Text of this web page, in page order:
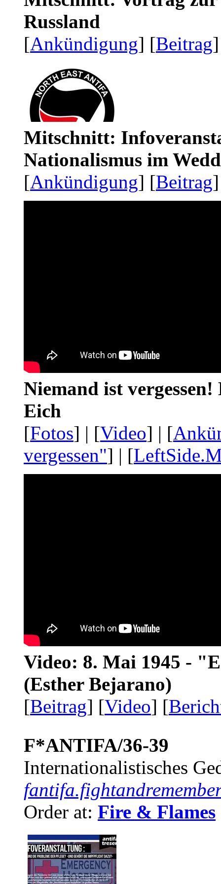
Russland
[Ankündigung] [Beitrag
Mitschnitt:
Nationalismus im
[Ankündigung] [Beitrag
Niemand ist
Eich
[Fotos] | [Video] | [
vergessen"] | [
Video: 8. Mai 1945 -
(Esther Bejarano)
[Beitrag] [Video] [
F*ANTIFA/36-39
Internationalistisches
Order at: Fire & Flames